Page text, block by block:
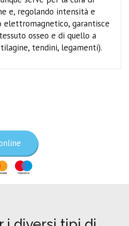
e, regolando intensità e
elettromagnetico, garantisce
osseo e di quello a
tendini, legamenti).